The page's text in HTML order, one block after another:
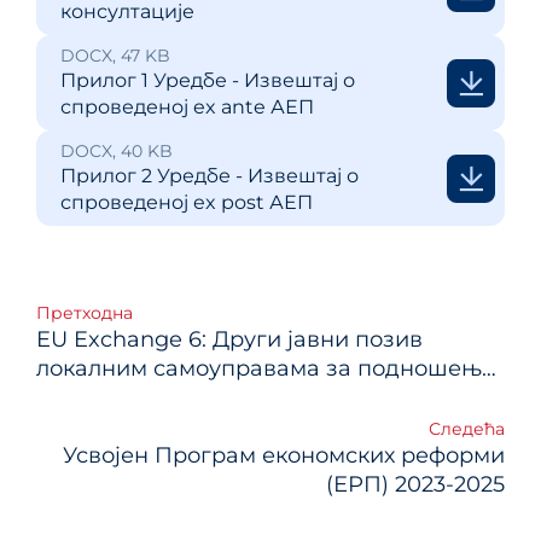
консултације
DOCX, 47 KB
Прилог 1 Уредбе - Извештај о
спроведеној ex ante АЕП
DOCX, 40 KB
Прилог 2 Уредбе - Извештај о
спроведеној ex post АЕП
Кретање
чланка
Претходна
EU Exchange 6: Други јавни позив
локалним самоуправама за подношење
подршке за: израду планова развоја;
израду средњорочних планова;
Следећа
Усвојен Програм економских реформи
(ЕРП) 2023-2025